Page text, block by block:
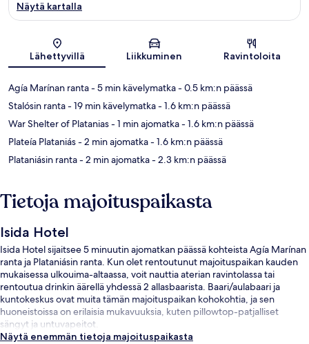
Kartta
Näytä kartalla
Lähettyvillä Liikkuminen Ravintoloita
Agía Marínan ranta- 5 min kävelymatka- 0.5 km:n päässä
Stalósin ranta- 19 min kävelymatka- 1.6 km:n päässä
War Shelter of Platanias- 1 min ajomatka- 1.6 km:n päässä
Plateía Plataniás- 2 min ajomatka- 1.6 km:n päässä
Plataniásin ranta- 2 min ajomatka- 2.3 km:n päässä
Tietoja majoituspaikasta
Isida Hotel
Isida Hotel sijaitsee 5 minuutin ajomatkan päässä kohteista Agía Marínan
ranta ja Plataniásin ranta. Kun olet rentoutunut majoituspaikan kauden
mukaisessa ulkouima-altaassa, voit nauttia aterian ravintolassa tai
rentoutua drinkin äärellä yhdessä 2 allasbaarista. Baari/aulabaari ja
kuntokeskus ovat muita tämän majoituspaikan kohokohtia, ja sen
huoneistoissa on erilaisia mukavuuksia, kuten pillowtop-patjalliset
sängyt ja untuvapeitot.
Näytä enemmän tietoja majoituspaikasta